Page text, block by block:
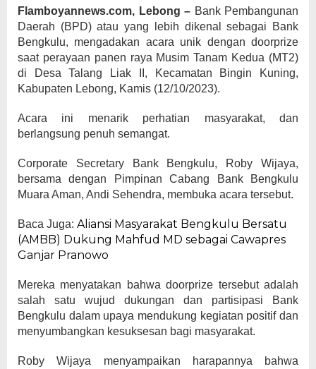
Flamboyannews.com, Lebong – Bank Pembangunan
Daerah (BPD) atau yang lebih dikenal sebagai Bank
Bengkulu, mengadakan acara unik dengan doorprize
saat perayaan panen raya Musim Tanam Kedua (MT2)
di Desa Talang Liak II, Kecamatan Bingin Kuning,
Kabupaten Lebong, Kamis (12/10/2023).
Acara ini menarik perhatian masyarakat, dan
berlangsung penuh semangat.
Corporate Secretary Bank Bengkulu, Roby Wijaya,
bersama dengan Pimpinan Cabang Bank Bengkulu
Muara Aman, Andi Sehendra, membuka acara tersebut.
Baca Juga: Aliansi Masyarakat Bengkulu Bersatu
(AMBB) Dukung Mahfud MD sebagai Cawapres
Ganjar Pranowo
Mereka menyatakan bahwa doorprize tersebut adalah
salah satu wujud dukungan dan partisipasi Bank
Bengkulu dalam upaya mendukung kegiatan positif dan
menyumbangkan kesuksesan bagi masyarakat.
Roby Wijaya menyampaikan harapannya bahwa